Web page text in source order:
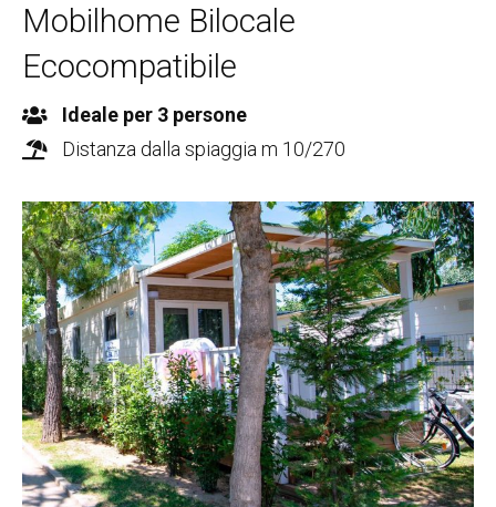
Mobilhome Bilocale
Ecocompatibile
Ideale per 3 persone
Distanza dalla spiaggia m 10/270